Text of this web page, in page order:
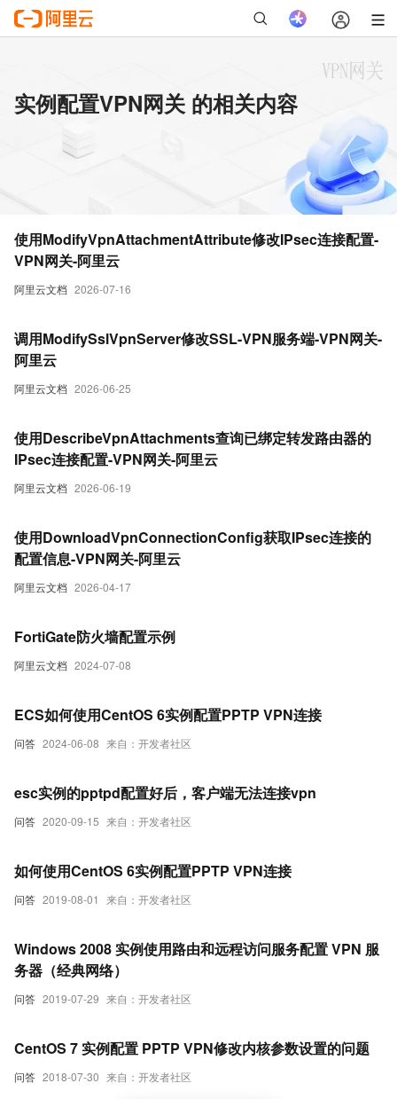
实例配置VPN网关 的相关内容
阿里云文档 2026-07-16
使用ModifyVpnAttachmentAttribute修改IPsec连接配置-
VPN网关-阿里云
阿里云文档 2026-06-25
调用ModifySslVpnServer修改SSL-VPN服务端-VPN网关-
阿里云
阿里云文档 2026-06-19
使用DescribeVpnAttachments查询已绑定转发路由器的
IPsec连接配置-VPN网关-阿里云
阿里云文档 2026-04-17
使用DownloadVpnConnectionConfig获取IPsec连接的
配置信息-VPN网关-阿里云
阿里云文档 2024-07-08
FortiGate防火墙配置示例
问答 2024-06-08 来自：开发者社区
ECS如何使用CentOS 6实例配置PPTP VPN连接
问答 2020-09-15 来自：开发者社区
esc实例的pptpd配置好后，客户端无法连接vpn
问答 2019-08-01 来自：开发者社区
如何使用CentOS 6实例配置PPTP VPN连接
问答 2019-07-29 来自：开发者社区
Windows 2008 实例使用路由和远程访问服务配置 VPN 服
务器（经典网络）
问答 2018-07-30 来自：开发者社区
CentOS 7 实例配置 PPTP VPN修改内核参数设置的问题